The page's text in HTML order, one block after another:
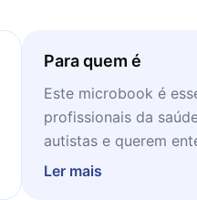
Para quem é
Este microbook é
profissionais da
autistas e querem
comportamentos
Ler mais